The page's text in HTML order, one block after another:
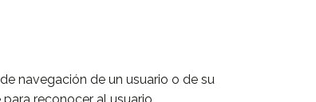
navegación de un usuario o de su